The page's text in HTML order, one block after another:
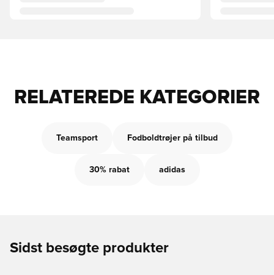
RELATEREDE KATEGORIER
Teamsport Fodboldtrøjer på tilbud
30% rabat adidas
Sidst besøgte produkter